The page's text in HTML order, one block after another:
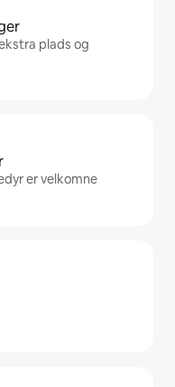
plads og
er velkomne